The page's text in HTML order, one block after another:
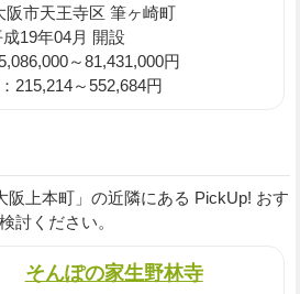
阪市天王寺区 筆ヶ崎町
成19年04月 開設
～81,431,000円
215,214～552,684円
阪上本町」の近隣にある PickUp! おす
討ください。
そんぽの家生野林寺